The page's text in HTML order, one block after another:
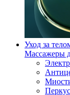
Уход за
Массажеры